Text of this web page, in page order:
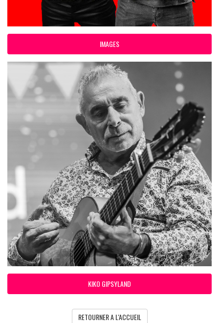
IMAGES
KIKO GIPSYLAND
RETOURNER A L'ACCUEIL